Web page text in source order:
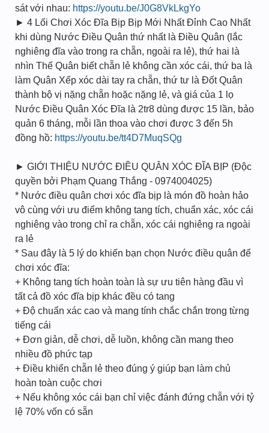
sát với nhau: https://youtu.be/J0G8VkLkgYo
► 4 Lối Chơi Xóc Đĩa Bịp Bịp Mới Nhất Đỉnh Cao Nhất
khi dùng Nước Điều Quân thứ nhất là Điều Quân (lắc
nghiêng đĩa vào trong ra chẵn, ngoài ra lẻ), thứ hai là
nhìn Thế Quân biết chẵn lẻ không cần xóc cái, thứ ba là
làm Quân Xếp xóc dài tay ra chẵn, thứ tư là Đốt Quân
thành bộ vị nặng chẵn hoặc nặng lẻ, và giá của 1 lọ
Nước Điều Quân Xóc Đĩa là 2tr8 dùng được 15 lần, bảo
quản 6 tháng, mỗi lần thoa vào chơi được 3 đến 5h
đồng hồ: https://youtu.be/tt4D7MuqSQg
► GIỚI THIỆU NƯỚC ĐIỀU QUÂN XÓC ĐĨA BỊP (Độc
quyền bởi Phạm Quang Thắng - 0974004025)
* Nước điều quân chơi xóc đĩa bịp là món đồ hoàn hảo
vô cùng với ưu điểm không tang tích, chuẩn xác, xóc cái
nghiêng vào trong chỉ ra chẵn, xóc cái nghiêng ra ngoài
ra lẻ
* Sau đây là 5 lý do khiến bạn chọn Nước điều quân để
chơi xóc đĩa:
+ Không tang tích hoàn toàn là sự ưu tiên hàng đầu vì
tất cả đồ xóc đĩa bịp khác đều có tang
+ Độ chuẩn xác cao và mang tính chắc chắn trong từng
tiếng cái
+ Đơn giản, dễ chơi, dễ luồn, không cần mang theo
nhiều đồ phức tạp
+ Điều khiển chẵn lẻ theo đúng ý giúp bạn làm chủ
hoàn toàn cuộc chơi
+ Nếu không xóc cái bạn chỉ việc đánh đứng chẵn với tỷ
lệ 70% vốn có sẵn